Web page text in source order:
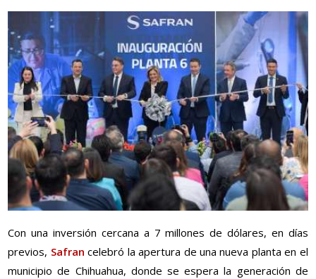
Con una inversión cercana a 7 millones de dólares, en días
previos, Safran celebró la apertura de una nueva planta en el
municipio de Chihuahua, donde se espera la generación de